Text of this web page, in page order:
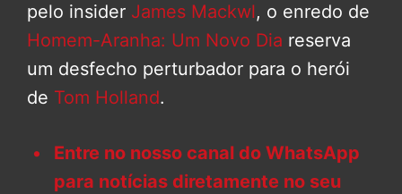
pelo insider James Mackwl, o enredo de
Homem-Aranha: Um Novo Dia reserva
um desfecho perturbador para o herói
de Tom Holland.
Entre no nosso canal do WhatsApp
para notícias diretamente no seu